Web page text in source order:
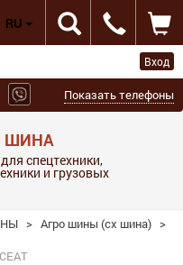
Вход
Показать телефоны
ШИНА
спецтехники,
и грузовых
RU
> Агро шины (сх шина) >